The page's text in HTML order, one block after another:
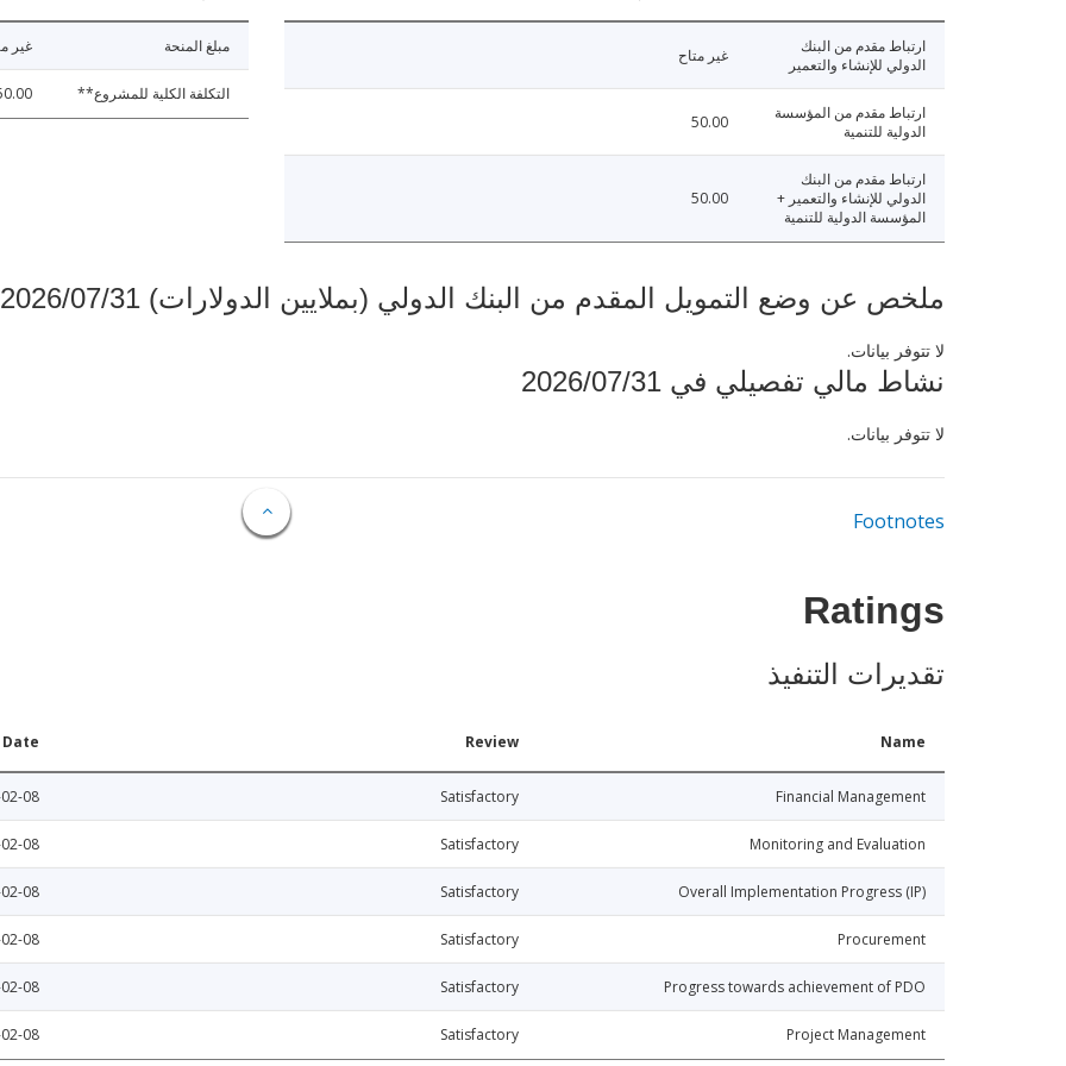
ارتباط مقدم من البنك
الدولي للإنشاء والتعمير
غير متاح
ارتباط مقدم من المؤسسة
الدولية للتنمية
50.00
ارتباط مقدم من البنك
الدولي للإنشاء والتعمير +
المؤسسة الدولية للتنمية
50.00
مبلغ المنحة غير
التكلفة الكلية للمشروع**
ملخص عن وضع التمويل المقدم من البنك الدولي (بملايين الدولارات) 2026/07/31
لا تتوفر بيانات.
نشاط مالي تفصيلي في 2026/07/31
لا تتوفر بيانات.
Footnotes
Ratings
تقديرات التنفيذ
Name
Review
Date
Financial Management
Satisfactory
08
Monitoring and Evaluation
Satisfactory
08
Overall Implementation Progress (IP)
Satisfactory
08
Procurement
Satisfactory
08
Progress towards achievement of PDO
Satisfactory
08
Project Management
Satisfactory
08